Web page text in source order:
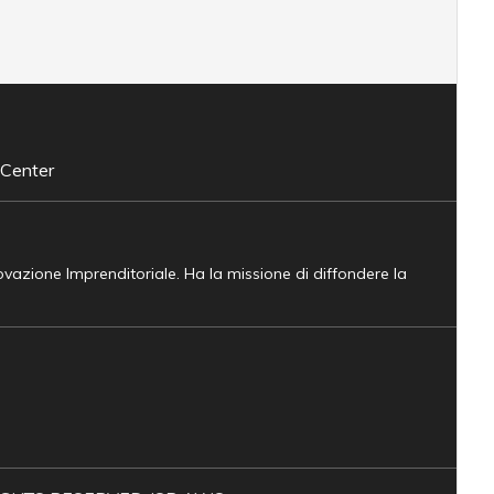
Imprenditoriale. Ha la missione di diffondere la